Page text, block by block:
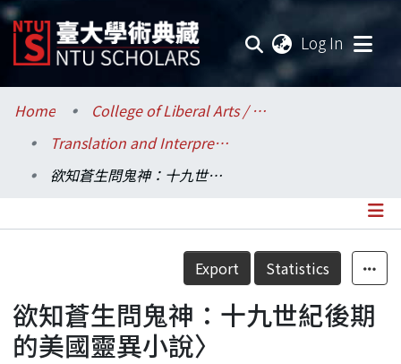
Log In
Communities & Collections
Research Outputs
Statistics
Home
College of Liberal Arts / 文學院
Translation and Interpretation / 翻譯碩士學位學程
欲知蒼生問鬼神：十九世紀後期的美國靈異小說〉
Details
Export Statistics
欲知蒼生問鬼神：十九世紀後期
的美國靈異小說〉